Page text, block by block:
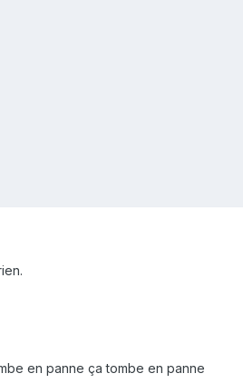
en panne ça tombe en panne